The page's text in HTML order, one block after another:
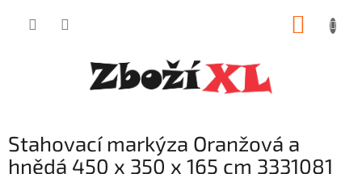
Stahovací markýza Oranžová a
hnědá 450 x 350 x 165 cm 3331081